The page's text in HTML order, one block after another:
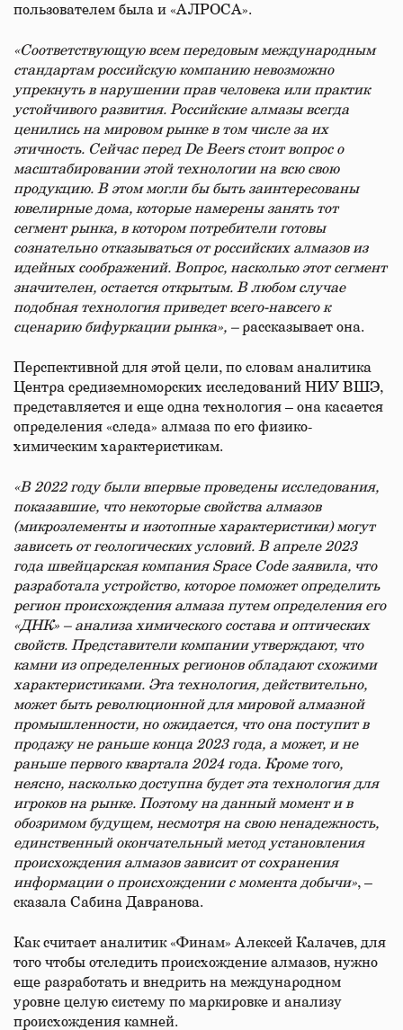
пользователем была и «АЛРОСА».
«Соответствующую всем передовым международным
стандартам российскую компанию невозможно
упрекнуть в нарушении прав человека или практик
устойчивого развития. Российские алмазы всегда
ценились на мировом рынке в том числе за их
этичность. Сейчас перед De Beers стоит вопрос о
масштабировании этой технологии на всю свою
продукцию. В этом могли бы быть заинтересованы
ювелирные дома, которые намерены занять тот
сегмент рынка, в котором потребители готовы
сознательно отказываться от российских алмазов из
идейных соображений. Вопрос, насколько этот сегмент
значителен, остается открытым. В любом случае
подобная технология приведет всего-навсего к
сценарию бифуркации рынка», –рассказывает она.
Перспективной для этой цели, по словам аналитика
Центра средиземноморских исследований НИУ ВШЭ,
представляется и еще одна технология – она касается
определения «следа» алмаза по его физико-
химическим характеристикам.
«В 2022 году были впервые проведены исследования,
показавшие, что некоторые свойства алмазов
(микроэлементы и изотопные характеристики) могут
зависеть от геологических условий. В апреле 2023
года швейцарская компания Space Code заявила, что
разработала устройство, которое поможет определить
регион происхождения алмаза путем определения его
«ДНК» – анализа химического состава и оптических
свойств. Представители компании утверждают, что
камни из определенных регионов обладают схожими
характеристиками. Эта технология, действительно,
может быть революционной для мировой алмазной
промышленности, но ожидается, что она поступит в
продажу не раньше конца 2023 года, а может, и не
раньше первого квартала 2024 года. Кроме того,
неясно, насколько доступна будет эта технология для
игроков на рынке. Поэтому на данный момент и в
обозримом будущем, несмотря на свою ненадежность,
единственный окончательный метод установления
происхождения алмазов зависит от сохранения
информации о происхождении с момента добычи», –
сказала Сабина Давранова.
Как считает аналитик «Финам» Алексей Калачев, для
того чтобы отследить происхождение алмазов, нужно
еще разработать и внедрить на международном
уровне целую систему по маркировке и анализу
происхождения камней.